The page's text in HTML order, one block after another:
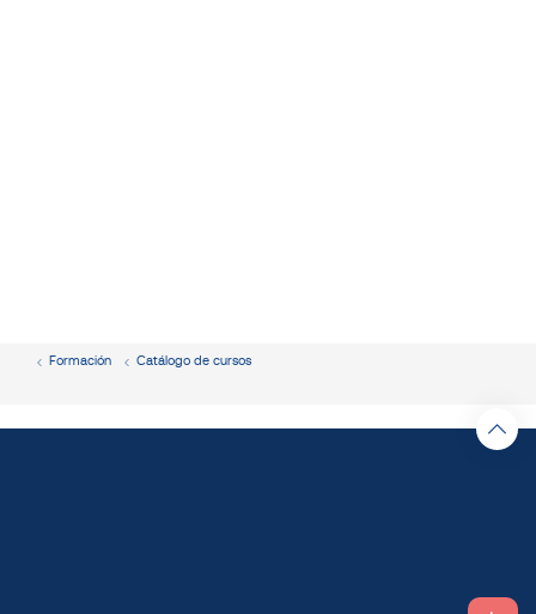
Formación Catálogo de cursos